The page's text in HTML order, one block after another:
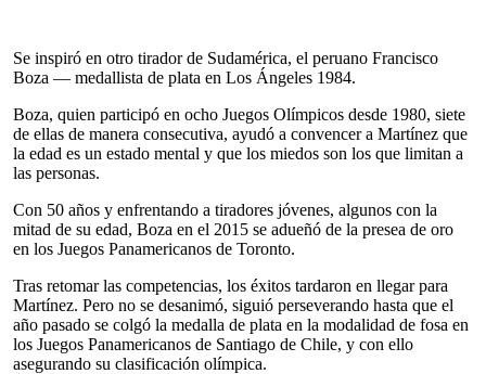
Se inspiró en otro tirador de Sudamérica, el peruano Francisco
Boza — medallista de plata en Los Ángeles 1984.
Boza, quien participó en ocho Juegos Olímpicos desde 1980, siete
de ellas de manera consecutiva, ayudó a convencer a Martínez que
la edad es un estado mental y que los miedos son los que limitan a
las personas.
Con 50 años y enfrentando a tiradores jóvenes, algunos con la
mitad de su edad, Boza en el 2015 se adueñó de la presea de oro
en los Juegos Panamericanos de Toronto.
Tras retomar las competencias, los éxitos tardaron en llegar para
Martínez. Pero no se desanimó, siguió perseverando hasta que el
año pasado se colgó la medalla de plata en la modalidad de fosa en
los Juegos Panamericanos de Santiago de Chile, y con ello
asegurando su clasificación olímpica.